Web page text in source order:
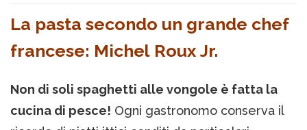
La pasta secondo un grande chef
francese: Michel Roux Jr.
Non di soli spaghetti alle vongole è fatta la
cucina di pesce! Ogni gastronomo conserva il